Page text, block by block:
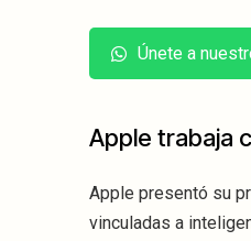
Únete a
Apple trabaja
Apple presentó su
vinculadas a